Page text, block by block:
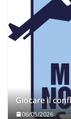
Giocare il
06/05/2026